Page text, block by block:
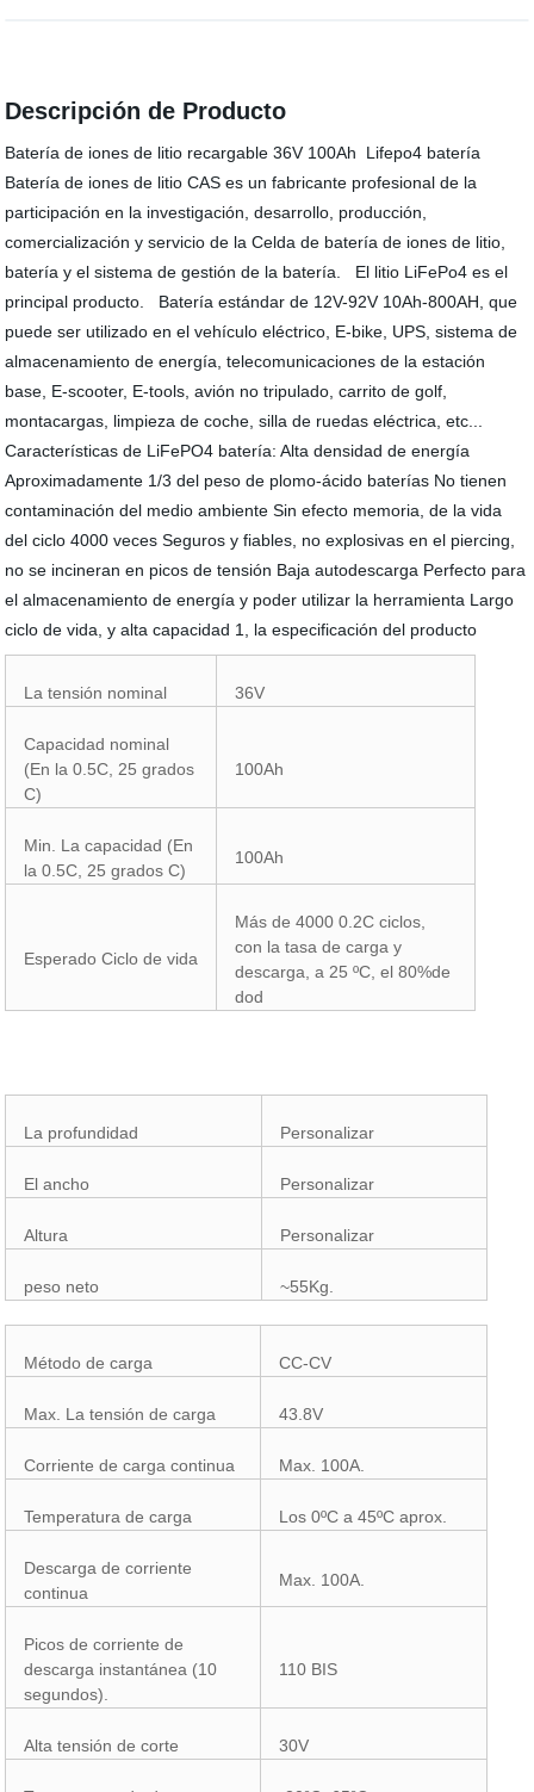
Descripción de Producto
Batería de iones de litio recargable 36V 100Ah Lifepo4 batería
Batería de iones de litio CAS es un fabricante profesional de la
participación en la investigación, desarrollo, producción,
comercialización y servicio de la Celda de batería de iones de litio,
batería y el sistema de gestión de la batería. El litio LiFePo4 es el
principal producto. Batería estándar de 12V-92V 10Ah-800AH, que
puede ser utilizado en el vehículo eléctrico, E-bike, UPS, sistema de
almacenamiento de energía, telecomunicaciones de la estación
base, E-scooter, E-tools, avión no tripulado, carrito de golf,
montacargas, limpieza de coche, silla de ruedas eléctrica, etc...
Características de LiFePO4 batería: Alta densidad de energía
Aproximadamente 1/3 del peso de plomo-ácido baterías No tienen
contaminación del medio ambiente Sin efecto memoria, de la vida
del ciclo 4000 veces Seguros y fiables, no explosivas en el piercing,
no se incineran en picos de tensión Baja autodescarga Perfecto para
el almacenamiento de energía y poder utilizar la herramienta Largo
ciclo de vida, y alta capacidad 1, la especificación del producto
La tensión nominal 36V
Capacidad nominal
(En la 0.5C, 25 grados
C)
100Ah
Min. La capacidad (En
la 0.5C, 25 grados C)
100Ah
Esperado Ciclo de vida
Más de 4000 0.2C ciclos,
con la tasa de carga y
descarga, a 25 ºC, el 80%de
dod
La profundidad Personalizar
El ancho Personalizar
Altura Personalizar
peso neto ~55Kg.
Método de carga CC-CV
Max. La tensión de carga 43.8V
Corriente de carga continua Max. 100A.
Temperatura de carga Los 0ºC a 45ºC aprox.
Descarga de corriente
continua
Max. 100A.
Picos de corriente de
descarga instantánea (10
segundos).
110 BIS
Alta tensión de corte 30V